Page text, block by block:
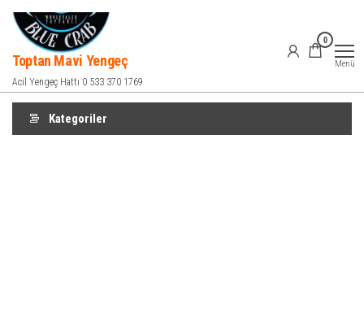
İçeriğe
atla
Toptan Mavi Yengeç
Acil Yengeç Hattı 0 533 370 1769
0
Menü
Kategoriler